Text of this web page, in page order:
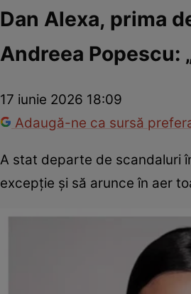
Dan Alexa, prima
Andreea Popescu:
17 iunie 2026 18:09
Adaugă-ne ca sursă
A stat departe de scandaluri
excepție și să arunce în aer